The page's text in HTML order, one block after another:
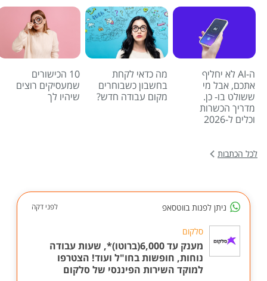
ה-AI לא יחליף
אתכם, אבל מי
ששולט בו- כן.
מדריך הכשרות
וכלים ל-2026
מה כדאי לקחת
בחשבון כשבוחרים
מקום עבודה חדש?
10 הכישורים
שמעסיקים רוצים
שיהיו לך
לכל הכתבות
ניתן לפנות בווטסאפ לפני דקה
סלקום
מענק עד 6,000(ברוטו)*, שעות עבודה
נוחות, חופשות בחו"ל ועוד! הצטרפו
למוקד השירות הפיננסי של סלקום